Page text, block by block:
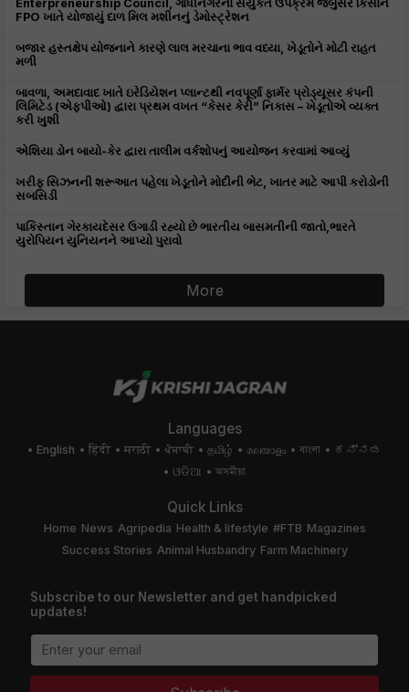
Enterpreneurship Council, ગાંધીનગરના સયુંકત ઉપક્રમે જંબુસર કિસાન
FPO ખાતે યોજાયું દાળ મિલ મશીનનું ડેમોસ્ટ્રેશન
બજાર હસ્તક્ષેપ યોજનાને કારણે લાલ મરચાના ભાવ વધ્યા, ખેડૂતોને મોટી રાહત
મળી
બાવળા, અમદાવાદ ખાતે ઇરેડિયેશન પ્લાન્ટથી નવપૂર્ણા ફાર્મર પ્રોડ્યૂસર કંપની
લિમિટેડ (એફપીઓ) દ્વારા પ્રથમ વખત “કેસર કેરી” નિકાસ – ખેડૂતોએ વ્યક્ત
કરી ખુશી
એશિયા ડોન બાયો-કેર દ્વારા તાલીમ વર્કશોપનું આયોજન કરવામાં આવ્યું
ખરીફ સિઝનની શરૂઆત પહેલા ખેડૂતોને મોદીની ભેટ, ખાતર માટે આપી કરોડોની
સબસિડી
પાકિસ્તાન ગેરકાયદેસર ઉગાડી રહ્યો છે ભારતીય બાસમતીની જાતો,ભારતે
યુરોપિયન યુનિયનને આપ્યો પુરાવો
More
Languages
English हिंदी मराठी ਪੰਜਾਬੀ தமிழ் മലയാളം বাংলা
ಕನ್ನಡ
ଓଡିଆ
অসমীয়া
Quick Links
Home News Agripedia Health & lifestyle #FTB Magazines
Success Stories Animal Husbandry Farm Machinery
Subscribe to our Newsletter and get handpicked
updates!